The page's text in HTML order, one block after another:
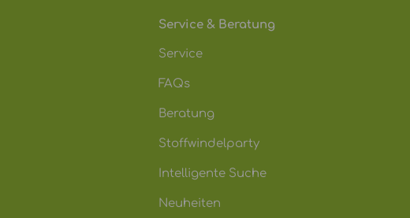
Service & Beratung
Service
FAQs
Beratung
Stoffwindelparty
Intelligente Suche
Neuheiten